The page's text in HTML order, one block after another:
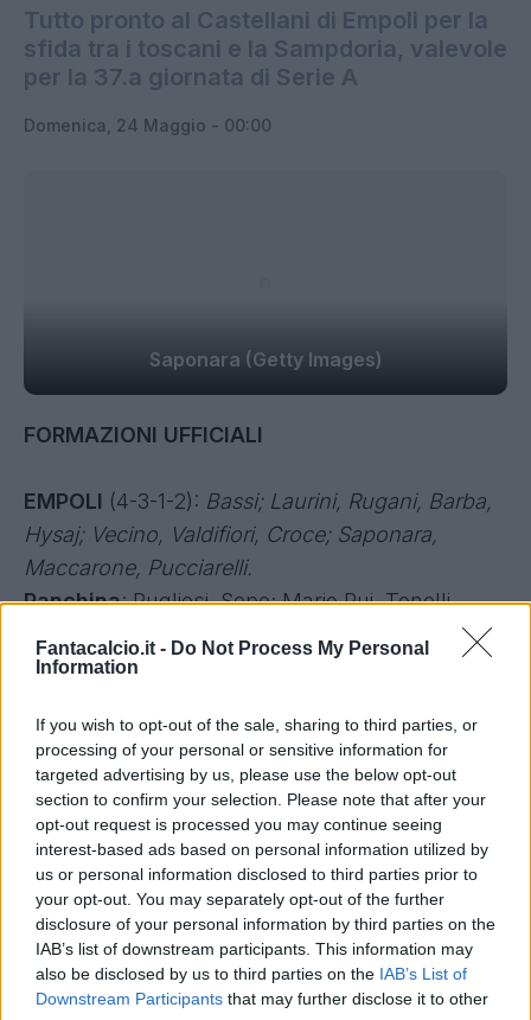
Fantacalcio.it - Do Not Process My Personal
Information
If you wish to opt-out of the sale, sharing to third parties, or
processing of your personal or sensitive information for
targeted advertising by us, please use the below opt-out
section to confirm your selection. Please note that after your
opt-out request is processed you may continue seeing
interest-based ads based on personal information utilized by
us or personal information disclosed to third parties prior to
your opt-out. You may separately opt-out of the further
disclosure of your personal information by third parties on the
IAB’s list of downstream participants. This information may
also be disclosed by us to third parties on the IAB’s List of
Downstream Participants that may further disclose it to other
Tutto pronto al Castellani di Empoli per la
sfida tra i toscani e la Sampdoria, valevole
per la 37.a giornata di Serie A
Domenica, 24 Maggio - 00:00
Saponara (Getty Images)
FORMAZIONI UFFICIALI
EMPOLI (4-3-1-2): Bassi; Laurini, Rugani, Barba,
Hysaj; Vecino, Valdifiori, Croce; Saponara,
Maccarone, Pucciarelli.
Panchina: Pugliesi, Sepe; Mario Rui, Tonelli,
Mchedlidze, Tavano.
SAMPDORIA(4-3-1-2):Viviano, De Silvestri,
Silvestre, Romagnoli, Regini; Acquah, Palombo,
Obiang, Soriano; Muriel, Djordjevic.
A disposizione: Romero, Frison, Coda,
Cacciatore, Munoz, Wszolek, Rizzo, Duncan,
Correa, Eto'o, Okaka, Bergessio.
Allenatore: Mihajlovic.